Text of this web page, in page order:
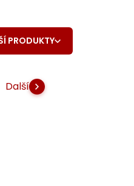
PRODUKTY
Další